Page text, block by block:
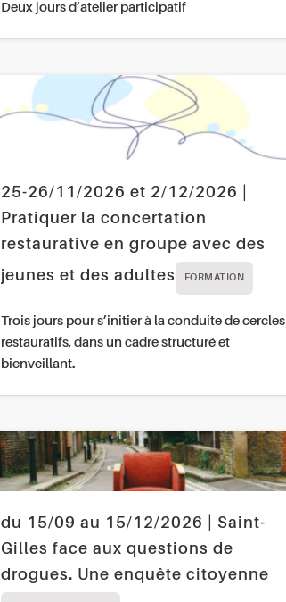
Deux jours d’atelier participatif
25-26/11/2026 et 2/12/2026 |
Pratiquer la concertation
restaurative en groupe avec des
jeunes et des adultes
FORMATION
Trois jours pour s’initier à la conduite de cercles
restauratifs, dans un cadre structuré et
bienveillant.
du 15/09 au 15/12/2026 | Saint-
Gilles face aux questions de
drogues. Une enquête citoyenne